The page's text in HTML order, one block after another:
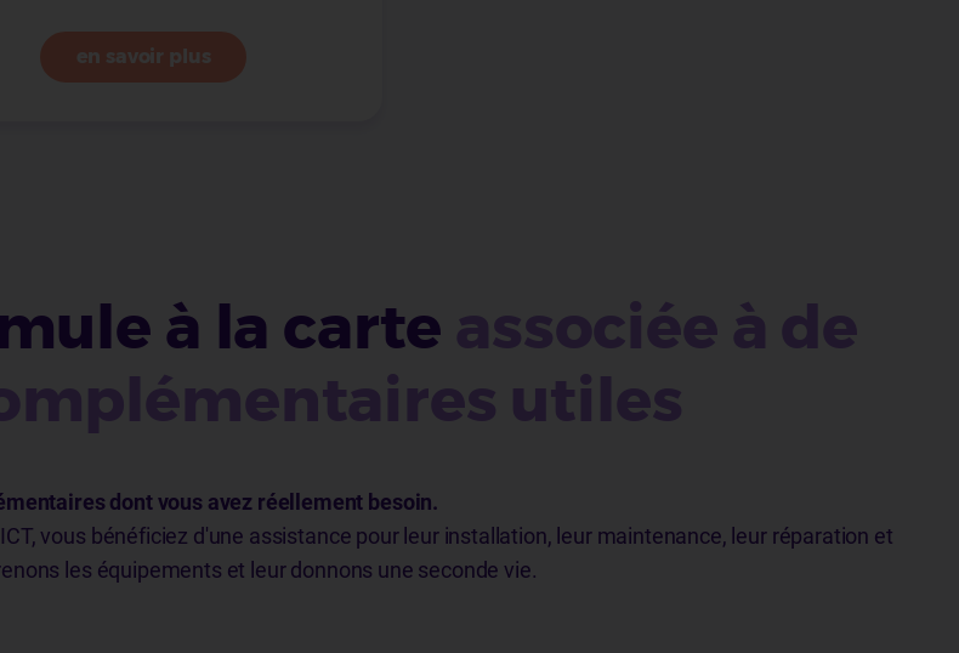
en savoir plus
à la carte associée à de
utiles
dont vous avez réellement besoin.
vous bénéficiez d'une assistance pour leur installation, leur maintenance, leur réparation et
les équipements et leur donnons une seconde vie.